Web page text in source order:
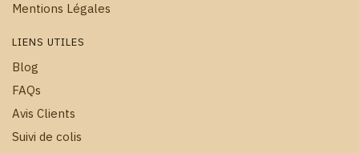
Mentions Légales
LIENS UTILES
Blog
FAQs
Avis Clients
Suivi de colis